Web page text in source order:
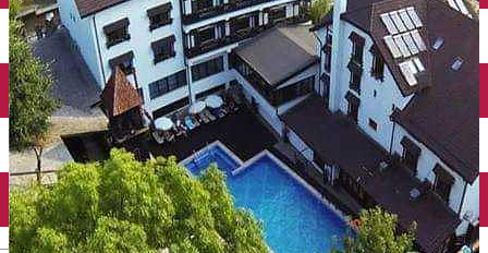
English
Închirieri auto
Închirieri biciclete
Taxi
Încărcare vehicule electrice